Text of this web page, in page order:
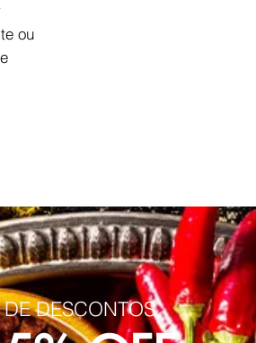
ou
DESCONTOS